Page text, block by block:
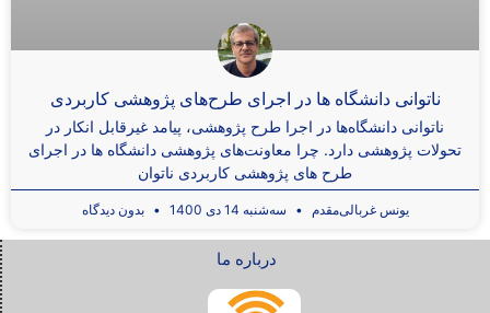
ناتوانی دانشگاه‌ ها در اجرای طرح‌های پژوهشی کاربردی
ناتوانی دانشگاه‌ها در اجرا طرح پژوهشی، پیامد غیرقابل انکار در
تحولات پژوهشی دارد. چرا معاونت‌های پژوهشی دانشگاه ها در اجرای
طرح های پژوهشی کاربردی ناتوان
یونس غربالی‌مقدم سه‌شنبه 14 دی 1400 بدون دیدگاه
درباره ما